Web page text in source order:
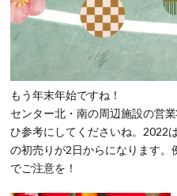
もう年末年始ですね！
センター北・南の周辺施設の営
ひ参考にしてくださいね。2022
の初売りが2日からになります
でご注意を！